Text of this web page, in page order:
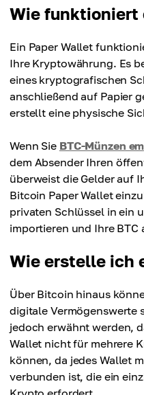
Wie funktioniert
Ein Paper Wallet
Ihre Kryptowährung. Es
eines kryptografischen
anschließend auf Papier
erstellt eine physische
Wenn Sie BTC-Münzen
dem Absender Ihren
überweist die Gelder auf
Bitcoin Paper Wallet
privaten Schlüssel in ein
importieren und Ihre BTC
Wie erstelle ich
Über Bitcoin hinaus
digitale Vermögenswerte
jedoch erwähnt werden,
Wallet nicht für mehrere
können, da jedes Wallet
verbunden ist, die ein